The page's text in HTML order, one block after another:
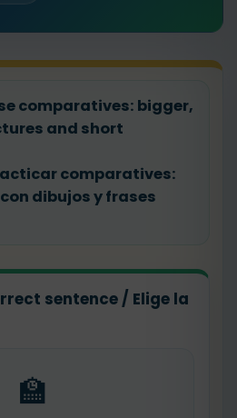
comparatives: bigger,
and short
comparatives:
dibujos y frases
sentence / Elige la
🏫